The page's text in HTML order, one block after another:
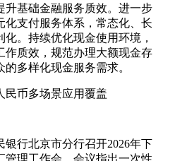
升基础金融服务质效。进一步
化支付服务体系，常态化、长
。持续优化现金使用环境，
作质效，规范办理大额现金存
多样化现金服务需求。
民币多场景应用覆盖
银行北京市分行召开2026年下
管理工作会，会议指出一次性